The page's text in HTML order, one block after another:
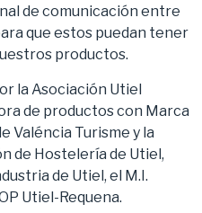
de comunicación entre
que estos puedan tener
productos.
la Asociación Utiel
de productos con Marca
Valéncia Turisme y la
de Hostelería de Utiel,
de Utiel, el M.I.
Utiel-Requena.